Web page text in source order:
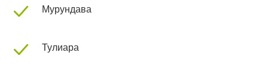
Мурундава
Тулиара